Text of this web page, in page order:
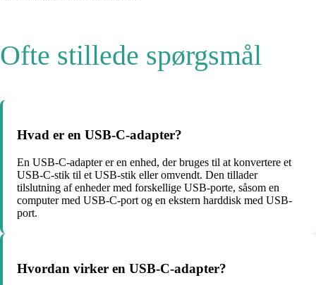
Ofte stillede spørgsmål
Hvad er en USB-C-adapter?
En USB-C-adapter er en enhed, der bruges til at konvertere et
USB-C-stik til et USB-stik eller omvendt. Den tillader
tilslutning af enheder med forskellige USB-porte, såsom en
computer med USB-C-port og en ekstern harddisk med USB-
port.
Hvordan virker en USB-C-adapter?